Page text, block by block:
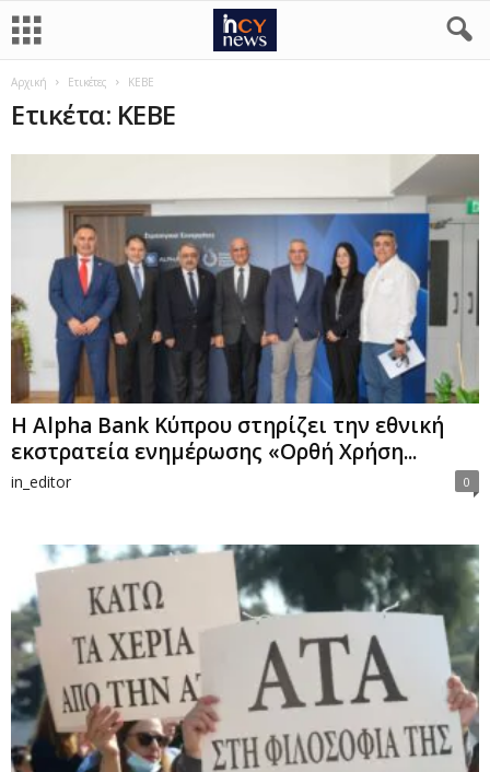
Αρχική Ετικέτες ΚΕΒΕ
Ετικέτα: ΚΕΒΕ
Η Alpha Bank Κύπρου στηρίζει την εθνική
εκστρατεία ενημέρωσης «Ορθή Χρήση...
in_editor 0